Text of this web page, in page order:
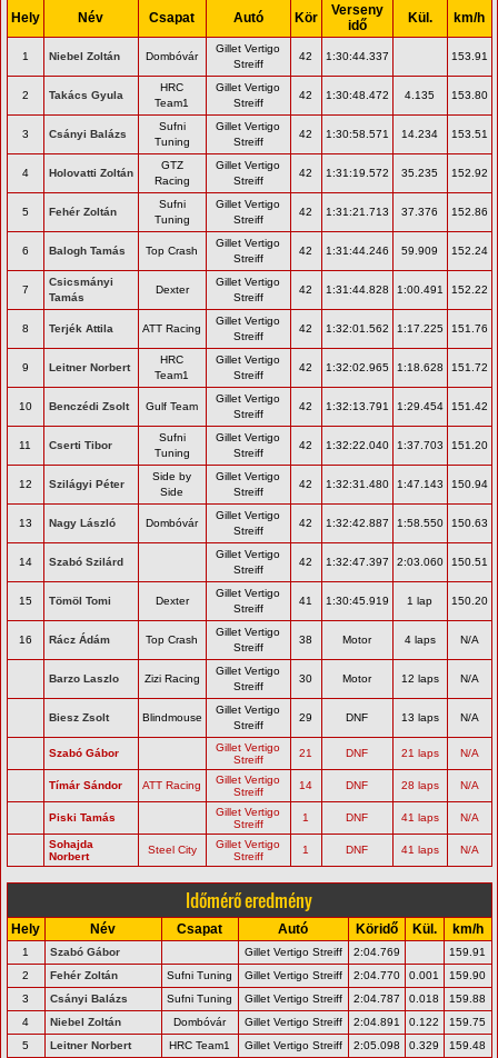
Hely Név Csapat Autó Kör
Verseny
idő
Kül. km/h
1 Niebel Zoltán Dombóvár
Gillet Vertigo
Streiff
42 1:30:44.337 153.91
2 Takács Gyula
HRC
Team1
Gillet Vertigo
Streiff
42 1:30:48.472 4.135 153.80
3 Csányi Balázs
Sufni
Tuning
Gillet Vertigo
Streiff
42 1:30:58.571 14.234 153.51
4 Holovatti Zoltán
GTZ
Racing
Gillet Vertigo
Streiff
42 1:31:19.572 35.235 152.92
5 Fehér Zoltán
Sufni
Tuning
Gillet Vertigo
Streiff
42 1:31:21.713 37.376 152.86
6 Balogh Tamás Top Crash
Gillet Vertigo
Streiff
42 1:31:44.246 59.909 152.24
7
Csicsmányi
Tamás
Dexter
Gillet Vertigo
Streiff
42 1:31:44.828 1:00.491 152.22
8 Terjék Attila ATT Racing
Gillet Vertigo
Streiff
42 1:32:01.562 1:17.225 151.76
9 Leitner Norbert
HRC
Team1
Gillet Vertigo
Streiff
42 1:32:02.965 1:18.628 151.72
10 Benczédi Zsolt Gulf Team
Gillet Vertigo
Streiff
42 1:32:13.791 1:29.454 151.42
11 Cserti Tibor
Sufni
Tuning
Gillet Vertigo
Streiff
42 1:32:22.040 1:37.703 151.20
12 Szilágyi Péter
Side by
Side
Gillet Vertigo
Streiff
42 1:32:31.480 1:47.143 150.94
13 Nagy László Dombóvár
Gillet Vertigo
Streiff
42 1:32:42.887 1:58.550 150.63
14 Szabó Szilárd
Gillet Vertigo
Streiff
42 1:32:47.397 2:03.060 150.51
15 Tömöl Tomi Dexter
Gillet Vertigo
Streiff
41 1:30:45.919 1 lap 150.20
16 Rácz Ádám Top Crash
Gillet Vertigo
Streiff
38 Motor 4 laps N/A
Barzo Laszlo Zizi Racing
Gillet Vertigo
Streiff
30 Motor 12 laps N/A
Biesz Zsolt Blindmouse
Gillet Vertigo
Streiff
29 DNF 13 laps N/A
Szabó Gábor
Gillet Vertigo
Streiff
21 DNF 21 laps N/A
Tímár Sándor ATT Racing
Gillet Vertigo
Streiff
14 DNF 28 laps N/A
Piski Tamás
Gillet Vertigo
Streiff
1 DNF 41 laps N/A
Sohajda
Norbert
Steel City
Gillet Vertigo
Streiff
1 DNF 41 laps N/A
Időmérő eredmény
Hely Név Csapat Autó Köridő Kül. km/h
1 Szabó Gábor Gillet Vertigo Streiff 2:04.769
159.91
2
Fehér Zoltán Sufni Tuning Gillet Vertigo Streiff 2:04.770 0.001
159.90
3
Csányi Balázs Sufni Tuning Gillet Vertigo Streiff 2:04.787 0.018
159.88
4
Niebel Zoltán Dombóvár Gillet Vertigo Streiff 2:04.891 0.122
159.75
5
Leitner Norbert HRC Team1 Gillet Vertigo Streiff 2:05.098 0.329
159.48